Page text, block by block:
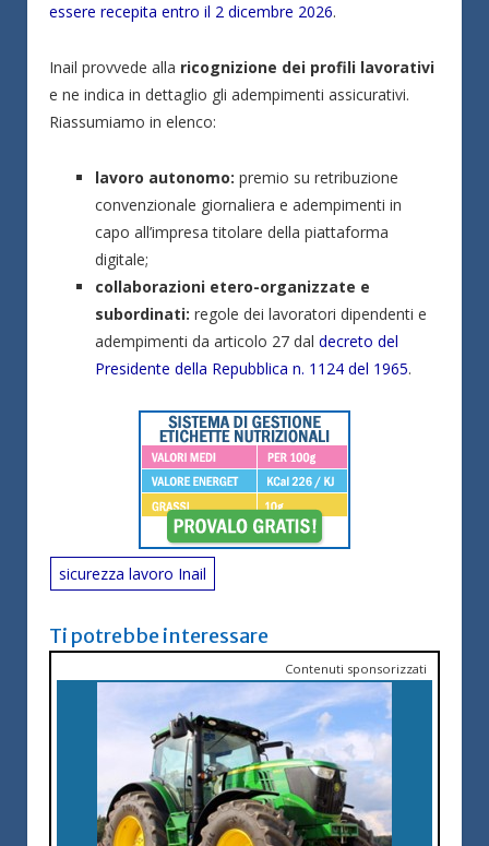
essere recepita entro il 2 dicembre 2026.
Inail provvede alla ricognizione dei profili lavorativi
e ne indica in dettaglio gli adempimenti assicurativi.
Riassumiamo in elenco:
lavoro autonomo: premio su retribuzione
convenzionale giornaliera e adempimenti in
capo all’impresa titolare della piattaforma
digitale;
collaborazioni etero-organizzate e
subordinati: regole dei lavoratori dipendenti e
adempimenti da articolo 27 dal decreto del
Presidente della Repubblica n. 1124 del 1965.
sicurezza lavoro Inail
Ti potrebbe interessare
Contenuti sponsorizzati